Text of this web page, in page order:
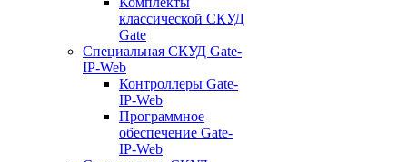
классической СКУД
Gate
Специальная СКУД Gate-
IP-Web
Контроллеры Gate-
IP-Web
Программное
обеспечение Gate-
IP-Web